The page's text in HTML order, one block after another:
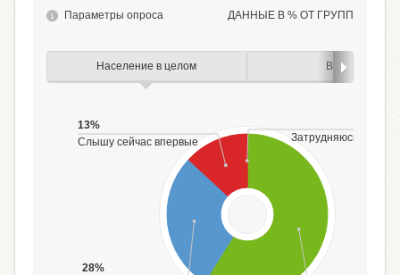
ДАННЫЕ В % ОТ ГРУПП
Параметры опроса
Население в целом Возраст
28%
13%
Слышу сейчас впервые
Затрудняюсь